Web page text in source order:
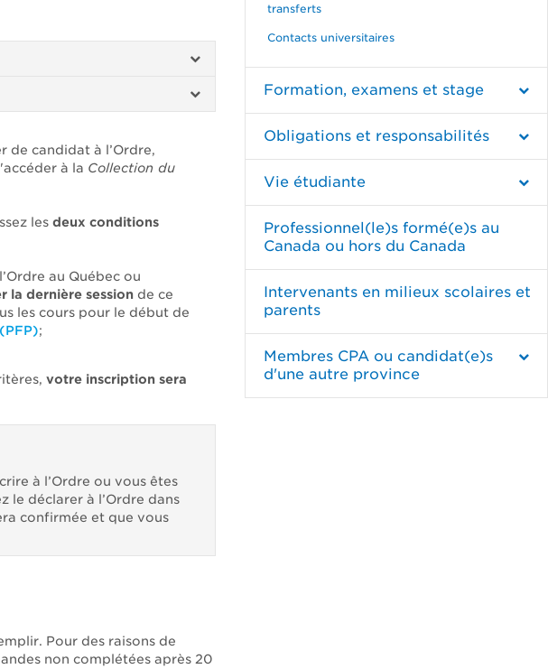
de candidat à l’Ordre,
à la Collection du
les deux conditions
au Québec ou
la dernière session de ce
les cours pour le début de
;
votre inscription sera
à l’Ordre ou vous êtes
le déclarer à l’Ordre dans
confirmée et que vous
Pour des raisons de
non complétées après 20
transferts
Contacts universitaires
Formation, examens et stage
Obligations et responsabilités
Vie étudiante
Professionnel(le)s formé(e)s au
Canada ou hors du Canada
Intervenants en milieux scolaires et
parents
Membres CPA ou candidat(e)s
d'une autre province